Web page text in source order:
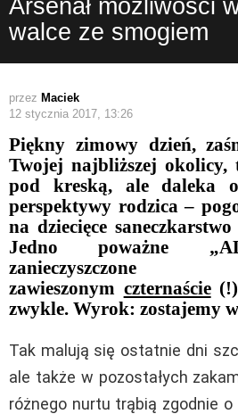
Arsenał możliwości
walce ze smogiem
przez Maciek
12 stycznia 2017, 13:26
Piękny zimowy dzień,
Twojej najbliższej okolicy,
pod kreską, ale daleka
perspektywy rodzica –
na dziecięce
Jedno poważne
zawieszonym czternaście(!)
zwykle. Wyrok: zostajemy
Tak malują się ostatnie dni
ale także w pozostałych
różnego nurtu trąbią zgodnie